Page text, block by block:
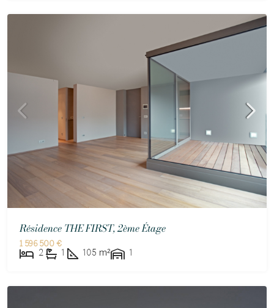
Résidence THE FIRST, 2ème Étage
1 596 500 €
2 1 105 m² 1